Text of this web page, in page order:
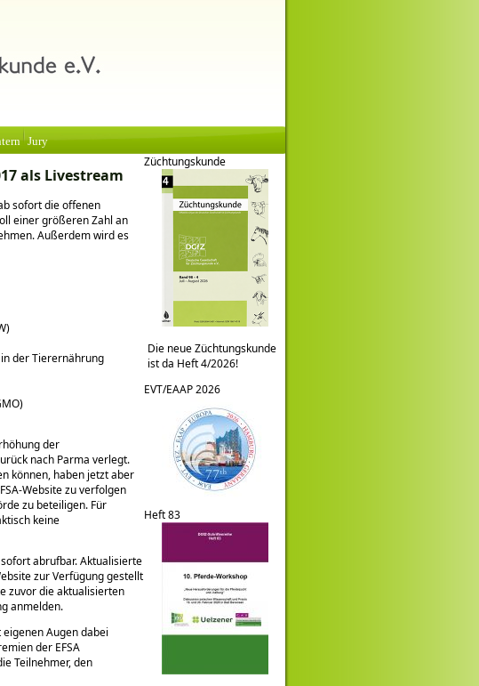
Jury
als Livestream
sofort die offenen
einer größeren Zahl an
Außerdem wird es
der Tierernährung
der
nach Parma verlegt.
können, haben jetzt aber
Website zu verfolgen
zu beteiligen. Für
keine
abrufbar. Aktualisierte
zur Verfügung gestellt
zuvor die aktualisierten
anmelden.
Augen dabei
der EFSA
Teilnehmer, den
Züchtungskunde
Die neue Züchtungskunde
ist da Heft 4/2026!
EVT/EAAP 2026
Heft 83